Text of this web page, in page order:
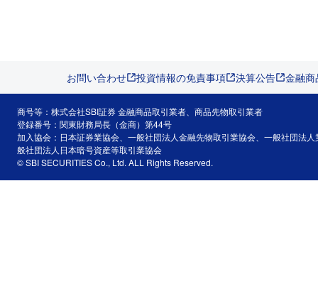
お問い合わせ 投資情報の免責事項 決算公告 金融
商号等：株式会社SBI証券 金融商品取引業者、商品先物取引業者
登録番号：関東財務局長（金商）第44号
加入協会：日本証券業協会、一般社団法人金融先物取引業協会、一般社団法
般社団法人日本暗号資産等取引業協会
© SBI SECURITIES Co., Ltd. ALL Rights Reserved.